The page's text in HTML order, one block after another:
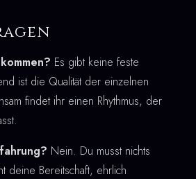
Es gibt keine feste
ist die Qualität der einzelnen
findet ihr einen Rhythmus, der
Nein. Du musst nichts
deine Bereitschaft, ehrlich